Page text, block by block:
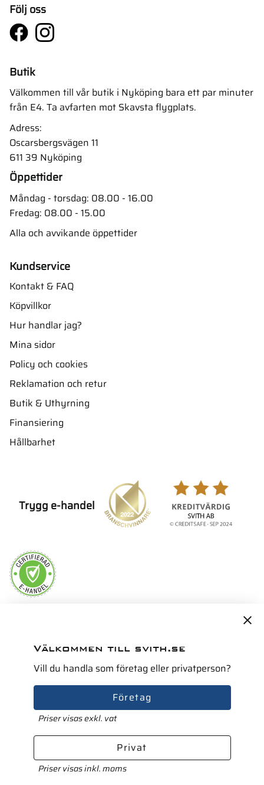
Följ oss
Butik
Välkommen till vår butik i Nyköping bara ett par minuter
från E4. Ta avfarten mot Skavsta flygplats.
Adress:
Oscarsbergsvägen 11
611 39 Nyköping
Öppettider
Måndag - torsdag: 08.00 - 16.00
Fredag: 08.00 - 15.00
Alla och avvikande öppettider
Kundservice
Kontakt & FAQ
Köpvillkor
Hur handlar jag?
Mina sidor
Policy och cookies
Reklamation och retur
Butik & Uthyrning
Finansiering
Hållbarhet
Trygg e-handel
Välkommen till svith.se
Vill du handla som företag eller privatperson?
Företag
Priser visas exkl. vat
Privat
Priser visas inkl. moms